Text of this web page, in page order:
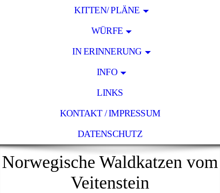
KITTEN/ PLÄNE
WÜRFE
IN ERINNERUNG
INFO
LINKS
KONTAKT / IMPRESSUM
DATENSCHUTZ
Norwegische Waldkatzen vom
Veitenstein